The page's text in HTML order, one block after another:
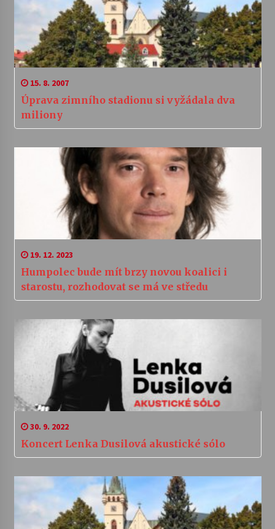
15. 8. 2007
Úprava zimního stadionu si vyžádala dva
miliony
19. 12. 2023
Humpolec bude mít brzy novou koalici i
starostu, rozhodovat se má ve středu
30. 9. 2022
Koncert Lenka Dusilová akustické sólo